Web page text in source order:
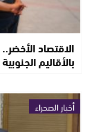
الاقتصاد
بالأقاليم الجنوبية
أخبار الصحراء